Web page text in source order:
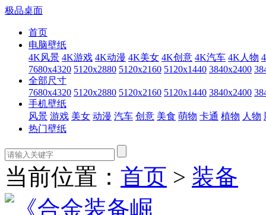
极品桌面
首页
电脑壁纸
4K风景 4K游戏 4K动漫 4K美女 4K创意 4K汽车 4K人物
7680x4320 5120x2880 5120x2160 5120x1440 3840x2400
全部尺寸
7680x4320 5120x2880 5120x2160 5120x1440 3840x2400
手机壁纸
风景 游戏 美女 动漫 汽车 创意 美食 萌物 卡通 植物 人物
热门壁纸
当前位置： 首页 > 装备